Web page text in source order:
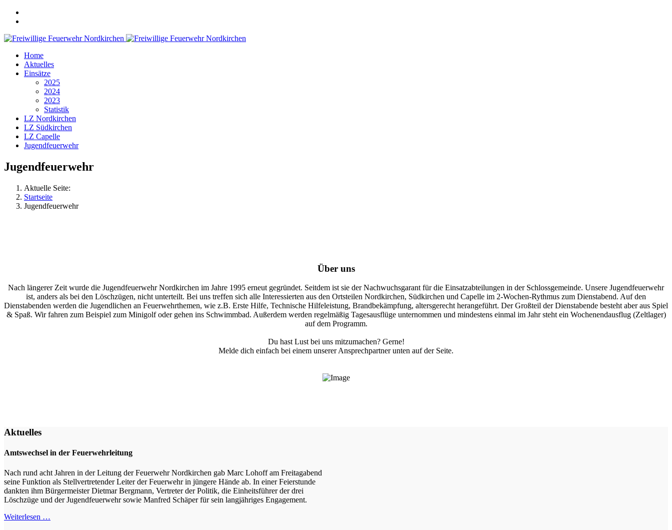
Home
Aktuelles
Einsätze
2025
2024
2023
Statistik
LZ Nordkirchen
LZ Südkirchen
LZ Capelle
Jugendfeuerwehr
Jugendfeuerwehr
Aktuelle Seite:
Startseite
Jugendfeuerwehr
Über uns
Nach längerer Zeit wurde die Jugendfeuerwehr Nordkirchen im Jahre 1995 erneut gegründet. Seitdem ist sie der Nachwuchsgarant für die Einsatzabteilungen in der Schlossgemeinde. Unsere Jugendfeuerwehr
ist, anders als bei den Löschzügen, nicht unterteilt. Bei uns treffen sich alle Interessierten aus den Ortsteilen Nordkirchen, Südkirchen und Capelle im 2-Wochen-Rythmus zum Dienstabend. Auf den
Dienstabenden werden die Jugendlichen an Feuerwehrthemen, wie z.B. Erste Hilfe, Technische Hilfeleistung, Brandbekämpfung, altersgerecht herangeführt. Der Großteil der Dienstabende besteht aber aus Spiel
& Spaß. Wir fahren zum Beispiel zum Minigolf oder gehen ins Schwimmbad. Außerdem werden regelmäßig Tagesausflüge unternommen und mindestens einmal im Jahr steht ein Wochenendausflug (Zeltlager)
auf dem Programm.
Du hast Lust bei uns mitzumachen? Gerne!
Melde dich einfach bei einem unserer Ansprechpartner unten auf der Seite.
Aktuelles
Amtswechsel in der Feuerwehrleitung
Nach rund acht Jahren in der Leitung der Feuerwehr Nordkirchen gab Marc Lohoff am Freitagabend
seine Funktion als Stellvertretender Leiter der Feuerwehr in jüngere Hände ab. In einer Feierstunde
dankten ihm Bürgermeister Dietmar Bergmann, Vertreter der Politik, die Einheitsführer der drei
Löschzüge und der Jugendfeuerwehr sowie Manfred Schäper für sein langjähriges Engagement.
Weiterlesen …